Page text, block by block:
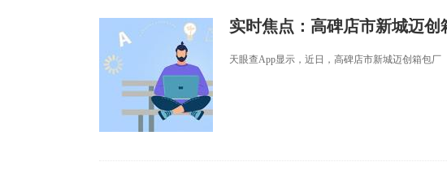
实时焦点：高碑店市新城迈
天眼查App显示，近日，高碑店市新城迈创箱包厂